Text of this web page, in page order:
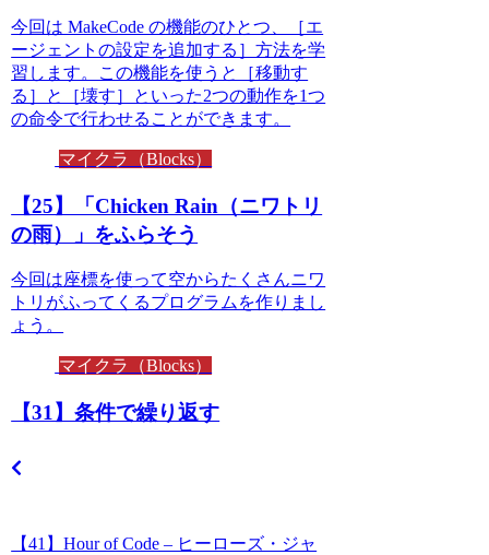
今回は MakeCode の機能のひとつ、［エ
ージェントの設定を追加する］方法を学
習します。この機能を使うと［移動す
る］と［壊す］といった2つの動作を1つ
の命令で行わせることができます。
マイクラ（Blocks）
【25】「Chicken Rain（ニワトリ
の雨）」をふらそう
今回は座標を使って空からたくさんニワ
トリがふってくるプログラムを作りまし
ょう。
マイクラ（Blocks）
【31】条件で繰り返す
【41】Hour of Code – ヒーローズ・ジャ